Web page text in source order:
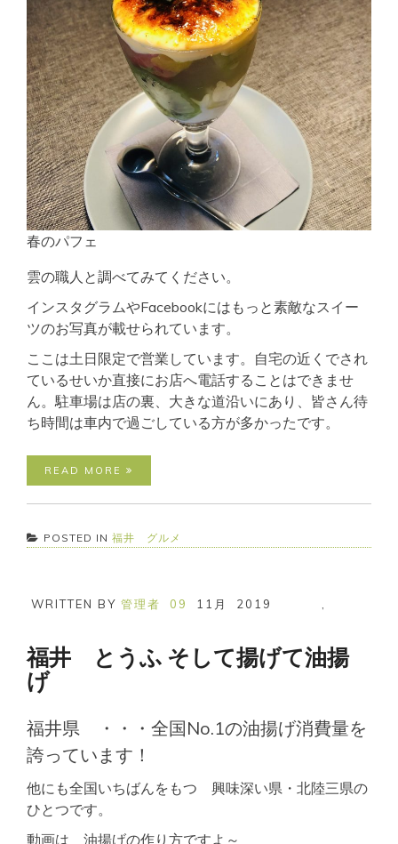
春のパフェ
雲の職人と調べてみてください。
インスタグラムやFacebookにはもっと素敵なスイー
ツのお写真が載せられています。
ここは土日限定で営業しています。自宅の近くでされ
ているせいか直接にお店へ電話することはできませ
ん。駐車場は店の裏、大きな道沿いにあり、皆さん待
ち時間は車内で過ごしている方が多かったです。
READ MORE
POSTED IN 福井 グルメ
WRITTEN BY 管理者 09 11月 ,
2019
福井 とうふ そして揚げて油揚
げ
福井県 ・・・全国No.1の油揚げ消費量を
誇っています！
他にも全国いちばんをもつ 興味深い県・北陸三県の
ひとつです。
動画は 油揚げの作り方ですよ～